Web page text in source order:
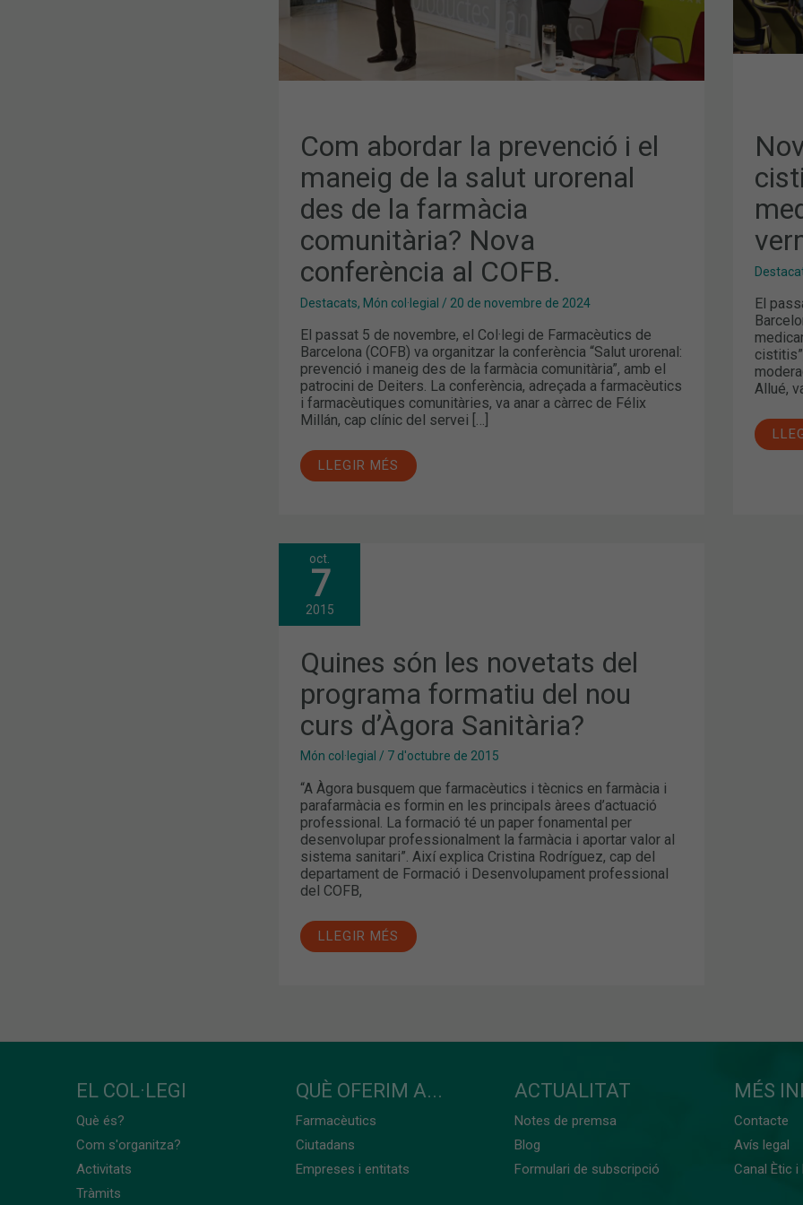
Com abordar la prevenció i el
maneig de la salut urorenal
des de la farmàcia
comunitària? Nova
conferència al COFB.
Destacats, Món col·legial / 20 de novembre de 2024
El passat 5 de novembre, el Col·legi de Farmacèutics de
Barcelona (COFB) va organitzar la conferència “Salut urorenal:
prevenció i maneig des de la farmàcia comunitària”, amb el
patrocini de Deiters. La conferència, adreçada a farmacèutics
i farmacèutiques comunitàries, va anar a càrrec de Félix
Millán, cap clínic del servei […]
FARMÀCIA
COMUNITÀRIA?
NOVA
LLEGIR MÉS
El
Allué,
oct.
7
2015
Quines són les novetats del
programa formatiu del nou
curs d’Àgora Sanitària?
Món col·legial / 7 d'octubre de 2015
“A Àgora busquem que farmacèutics i tècnics en farmàcia i
parafarmàcia es formin en les principals àrees d’actuació
professional. La formació té un paper fonamental per
desenvolupar professionalment la farmàcia i aportar valor al
sistema sanitari”. Així explica Cristina Rodríguez, cap del
departament de Formació i Desenvolupament professional
del COFB,
QUINES
SÓN
LES
NOVETATS
DEL
FORMATIU
DEL
NOU
CURS
D’ÀGORA
SANITÀRIA?
LLEGIR MÉS
EL COL·LEGI
Què és?
Com s'organitza?
Activitats
Tràmits
QUÈ OFERIM A...
Farmacèutics
Ciutadans
Empreses i entitats
ACTUALITAT
Notes de premsa
Blog
Formulari de subscripció
MÉS
Contacte
Avís legal
Canal Ètic i